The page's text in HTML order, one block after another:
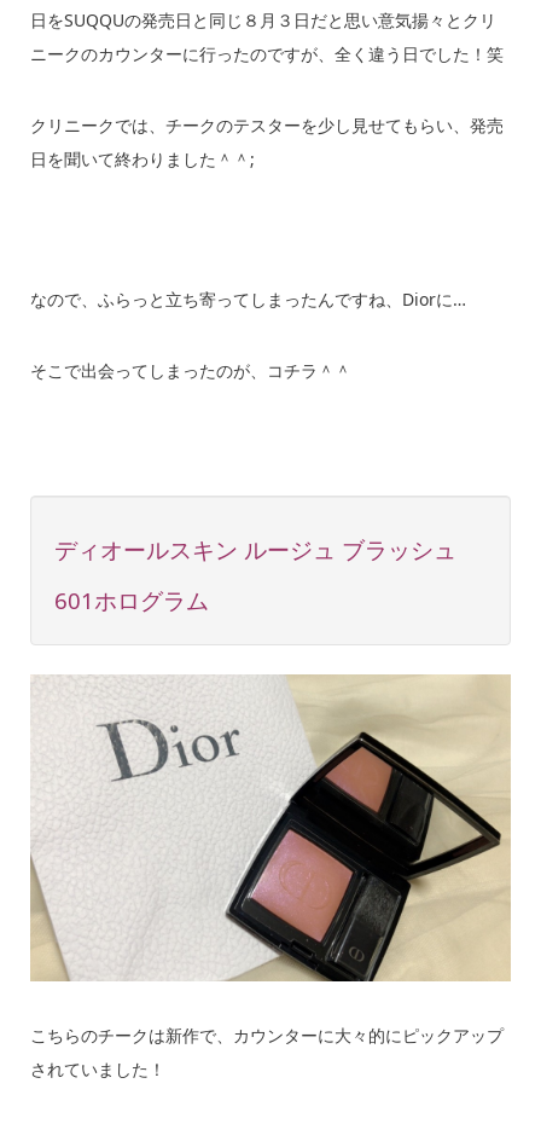
日をSUQQUの発売日と同じ８月３日だと思い意気揚々とクリ
ニークのカウンターに行ったのですが、全く違う日でした！笑
クリニークでは、チークのテスターを少し見せてもらい、発売
日を聞いて終わりました＾＾;
なので、ふらっと立ち寄ってしまったんですね、Diorに…
そこで出会ってしまったのが、コチラ＾＾
ディオールスキン ルージュ ブラッシュ
601ホログラム
こちらのチークは新作で、カウンターに大々的にピックアップ
されていました！